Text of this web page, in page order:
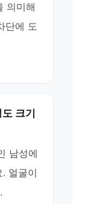
의미해
단에 도
크기
남성에
얼굴이